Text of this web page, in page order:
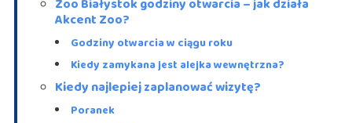
Zoo Białystok godziny otwarcia – jak działa
Akcent Zoo?
Godziny otwarcia w ciągu roku
Kiedy zamykana jest alejka wewnętrzna?
Kiedy najlepiej zaplanować wizytę?
Poranek